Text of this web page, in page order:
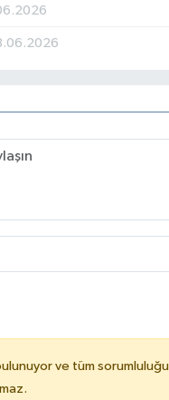
ve tüm